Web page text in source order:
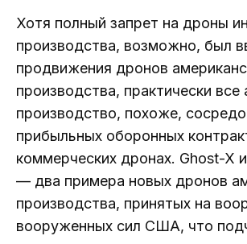
Хотя полный запрет на дроны
производства, возможно, был
продвижения дронов
производства, практически все
производство, похоже,
прибыльных оборонных
коммерческих дронах. Ghost-X
— два примера новых дронов
производства, принятых на
вооруженных сил США, что